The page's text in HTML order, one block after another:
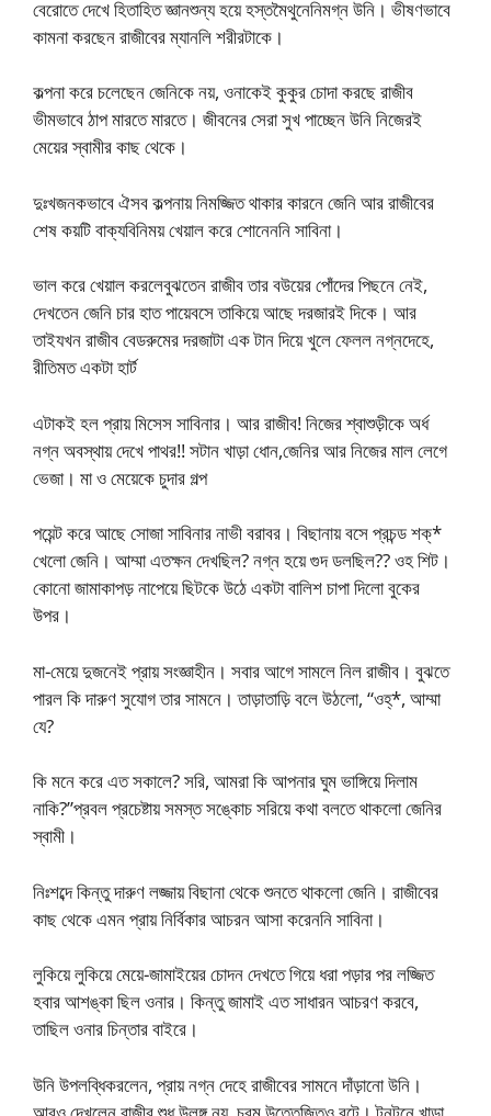
বেরোতে দেখে হিতাহিত জ্ঞানশুন্য হয়ে হস্তমৈথুনেনিমগ্ন উনি। ভীষণভাবে
কামনা করছেন রাজীবের ম্যানলি শরীরটাকে।
কল্পনা করে চলেছেন জেনিকে নয়, ওনাকেই কুকুর চোদা করছে রাজীব
ভীমভাবে ঠাপ মারতে মারতে। জীবনের সেরা সুখ পাচ্ছেন উনি নিজেরই
মেয়ের স্বামীর কাছ থেকে।
দুঃখজনকভাবে ঐসব কল্পনায় নিমজ্জিত থাকার কারনে জেনি আর রাজীবের
শেষ কয়টি বাক্যবিনিময় খেয়াল করে শোনেননি সাবিনা।
ভাল করে খেয়াল করলেবুঝতেন রাজীব তার বউয়ের পোঁদের পিছনে নেই,
দেখতেন জেনি চার হাত পায়েবসে তাকিয়ে আছে দরজারই দিকে। আর
তাইযখন রাজীব বেডরুমের দরজাটা এক টান দিয়ে খুলে ফেলল নগ্নদেহে,
রীতিমত একটা হার্ট
এটাকই হল প্রায় মিসেস সাবিনার। আর রাজীব! নিজের শ্বাশুড়ীকে অর্ধ
নগ্ন অবস্থায় দেখে পাথর!! সটান খাড়া ধোন,জেনির আর নিজের মাল লেগে
ভেজা। মা ও মেয়েকে চুদার গল্প
পয়েন্ট করে আছে সোজা সাবিনার নাভী বরাবর। বিছানায় বসে প্রচন্ড শক্*
খেলো জেনি। আম্মা এতক্ষন দেখছিল? নগ্ন হয়ে গুদ ডলছিল?? ওহ শিট।
কোনো জামাকাপড় নাপেয়ে ছিটকে উঠে একটা বালিশ চাপা দিলো বুকের
উপর।
মা-মেয়ে দুজনেই প্রায় সংজ্ঞাহীন। সবার আগে সামলে নিল রাজীব। বুঝতে
পারল কি দারুণ সুযোগ তার সামনে। তাড়াতাড়ি বলে উঠলো, “ওহ্*, আম্মা
যে?
কি মনে করে এত সকালে? সরি, আমরা কি আপনার ঘুম ভাঙ্গিয়ে দিলাম
নাকি?”প্রবল প্রচেষ্টায় সমস্ত সঙ্কোচ সরিয়ে কথা বলতে থাকলো জেনির
স্বামী।
নিঃশব্দে কিন্তু দারুণ লজ্জায় বিছানা থেকে শুনতে থাকলো জেনি। রাজীবের
কাছ থেকে এমন প্রায় নির্বিকার আচরন আসা করেননি সাবিনা।
লুকিয়ে লুকিয়ে মেয়ে-জামাইয়ের চোদন দেখতে গিয়ে ধরা পড়ার পর লজ্জিত
হবার আশঙ্কা ছিল ওনার। কিন্তু জামাই এত সাধারন আচরণ করবে,
তাছিল ওনার চিন্তার বাইরে।
উনি উপলব্ধিকরলেন, প্রায় নগ্ন দেহে রাজীবের সামনে দাঁড়ানো উনি।